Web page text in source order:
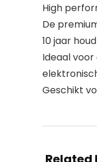
High
De
10 jaar
Ideaal
Geschikt